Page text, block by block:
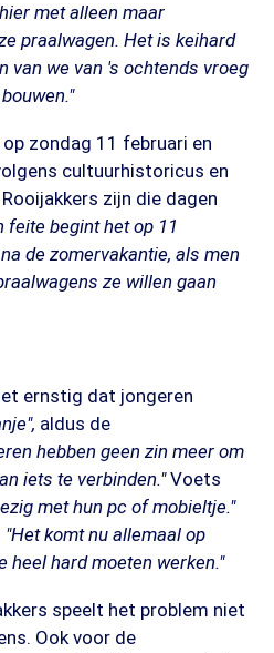
met alleen maar
praalwagen. Het is keihard
van we van 's ochtends vroeg
zondag 11 februari en
cultuurhistoricus en
zijn die dagen
feite begint het op 11
de zomervakantie, als men
ze willen gaan
ernstig dat jongeren
aldus de
hebben geen zin meer om
iets te verbinden."Voets
met hun pc of mobieltje."
"Het komt nu allemaal op
heel hard moeten werken."
speelt het problem niet
Ook voor de